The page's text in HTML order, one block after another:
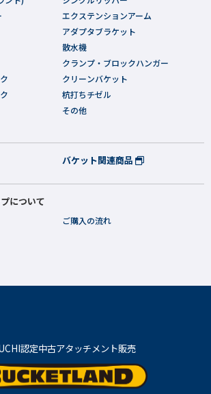
エクステンションアーム
アダプタブラケット
散水機
クランプ・ブロックハンガー
クリーンバケット
杭打ちチゼル
その他
バケット関連商品
について
ご購入の流れ
認定中古アタッチメント販売